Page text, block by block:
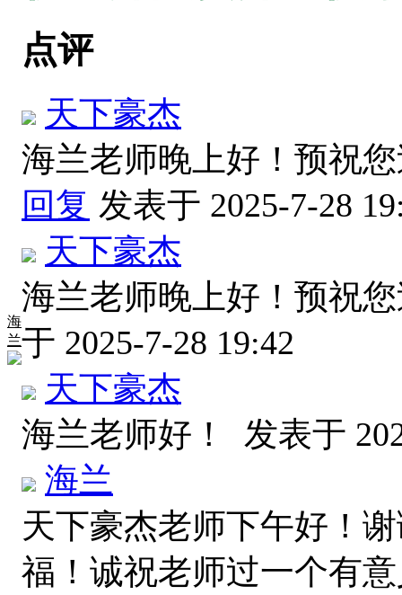
海
兰
点评
天下豪杰
海兰老师晚上好！预祝
回复 发表于 2025-7-28
天下豪杰
海兰老师晚上好！预祝
于 2025-7-28 19:42
天下豪杰
海兰老师好！ 发表于
海兰
天下豪杰老师下午好！
福！诚祝老师过一个有